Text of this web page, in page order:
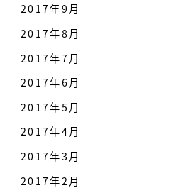
2017年9月
2017年8月
2017年7月
2017年6月
2017年5月
2017年4月
2017年3月
2017年2月